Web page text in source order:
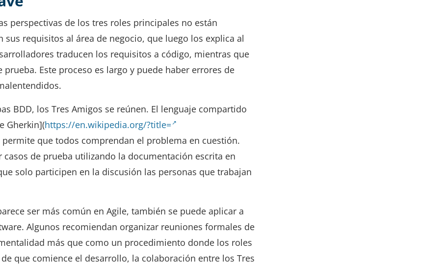
perspectivas de los tres roles principales no están
sus requisitos al área de negocio, que luego los explica al
traducen los requisitos a código, mientras que
Este proceso es largo y puede haber errores de
BDD, los Tres Amigos se reúnen. El lenguaje compartido
Gherkin](https://en.wikipedia.org/?title=
que todos comprendan el problema en cuestión.
de prueba utilizando la documentación escrita en
solo participen en la discusión las personas que trabajan
ser más común en Agile, también se puede aplicar a
Algunos recomiendan organizar reuniones formales de
más que como un procedimiento donde los roles
que comience el desarrollo, la colaboración entre los Tres